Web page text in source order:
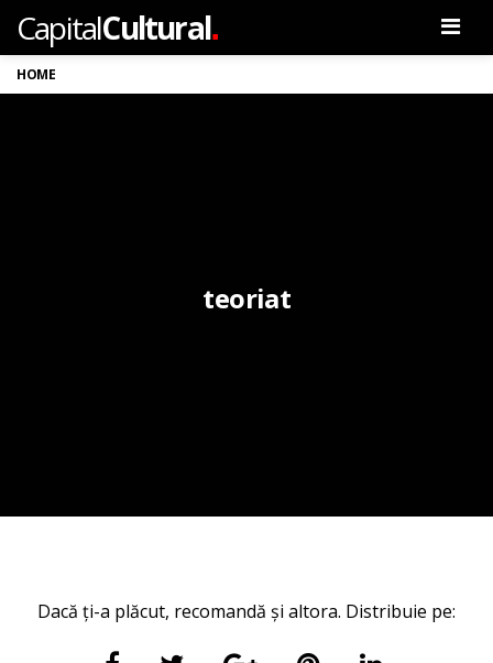
CapitalCultural.
HOME
teoriat
Dacă ți-a plăcut, recomandă și altora. Distribuie pe: